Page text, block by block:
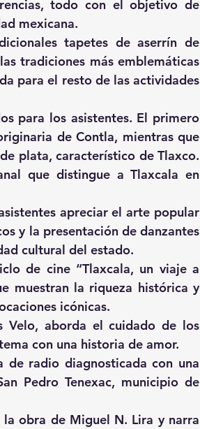
todo con el objetivo de
mexicana.
tapetes de aserrín de
tradiciones más emblemáticas
para el resto de las actividades
para los asistentes. El primero
de Contla, mientras que
plata, característico de Tlaxco.
que distingue a Tlaxcala en
apreciar el arte popular
y la presentación de danzantes
cultural del estado.
de cine “Tlaxcala, un viaje a
muestran la riqueza histórica y
icónicas.
aborda el cuidado de los
con una historia de amor.
radio diagnosticada con una
Pedro Tenexac, municipio de
obra de Miguel N. Lira y narra